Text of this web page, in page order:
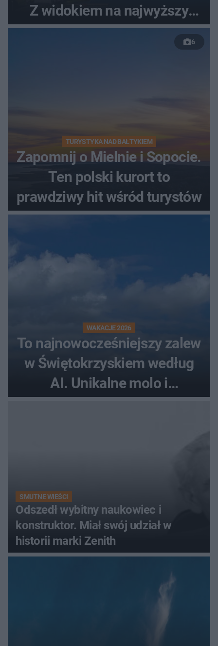
Z widokiem na najwyższy
szczyt Gór Świętokrzyskich
6
TURYSTYKA NAD BAŁTYKIEM
Zapomnij o Mielnie i Sopocie.
Ten polski kurort to
prawdziwy hit wśród turystów
WAKACJE 2026
To najnowocześniejszy zalew
w Świętokrzyskiem według
AI. Unikalne molo i
SMUTNE WIEŚCI
Odszedł wybitny naukowiec i
konstruktor. Miał swój udział w
historii marki Zenith